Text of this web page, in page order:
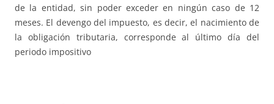
de la entidad, sin poder exceder en ningún caso de 12
meses. El devengo del impuesto, es decir, el nacimiento de
la obligación tributaria, corresponde al último día del
periodo impositivo